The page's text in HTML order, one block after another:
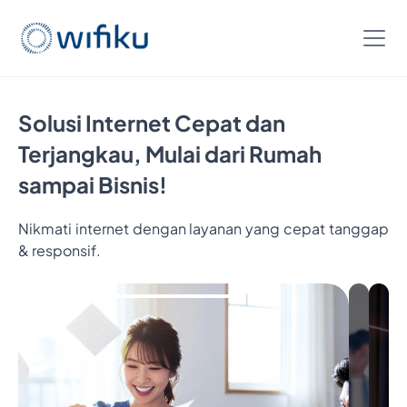
Solusi Internet Cepat dan
Terjangkau, Mulai dari Rumah
sampai Bisnis!
Nikmati internet dengan layanan yang cepat tanggap
& responsif.